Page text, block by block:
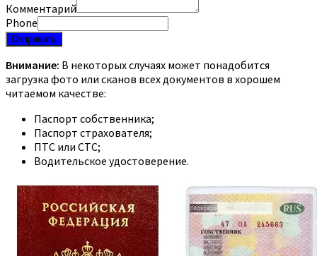
Комментарий
Phone
Отправить
Внимание: В некоторых случаях может понадобится
загрузка фото или сканов всех документов в хорошем
читаемом качестве:
Паспорт собственника;
Паспорт страхователя;
ПТС или СТС;
Водительское удостоверение.